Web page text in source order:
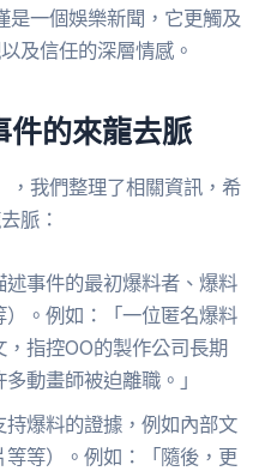
是一個娛樂新聞，它更觸及
及信任的深層情感。
的來龍去脈
，我們整理了相關資訊，希
脈：
述事件的最初爆料者、爆料
）。例如：「一位匿名爆料
指控OO的製作公司長期
動畫師被迫離職。」
持爆料的證據，例如內部文
等）。例如：「隨後，更